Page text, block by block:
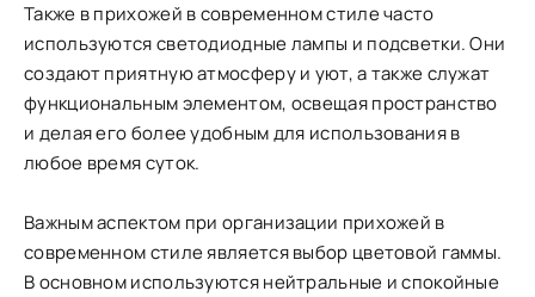
Также в прихожей в современном стиле часто
используются светодиодные лампы и подсветки. Они
создают приятную атмосферу и уют, а также служат
функциональным элементом, освещая пространство
и делая его более удобным для использования в
любое время суток.
Важным аспектом при организации прихожей в
современном стиле является выбор цветовой гаммы.
В основном используются нейтральные и спокойные